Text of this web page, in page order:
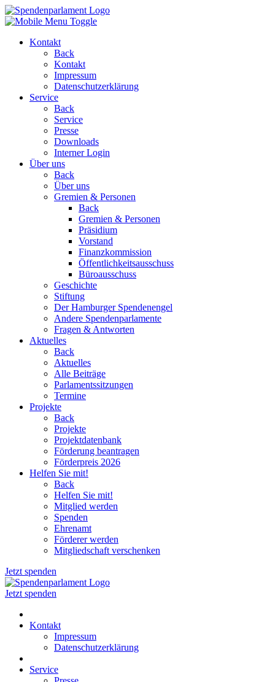
Kontakt
Back
Kontakt
Impressum
Datenschutzerklärung
Service
Back
Service
Presse
Downloads
Interner Login
Über uns
Back
Über uns
Gremien & Personen
Back
Gremien & Personen
Präsidium
Vorstand
Finanzkommission
Öffentlichkeitsausschuss
Büroausschuss
Geschichte
Stiftung
Der Hamburger Spendenengel
Andere Spendenparlamente
Fragen & Antworten
Aktuelles
Back
Aktuelles
Alle Beiträge
Parlamentssitzungen
Termine
Projekte
Back
Projekte
Projektdatenbank
Förderung beantragen
Förderpreis 2026
Helfen Sie mit!
Back
Helfen Sie mit!
Mitglied werden
Spenden
Ehrenamt
Förderer werden
Mitgliedschaft verschenken
Jetzt spenden
Jetzt spenden
Kontakt
Impressum
Datenschutzerklärung
Service